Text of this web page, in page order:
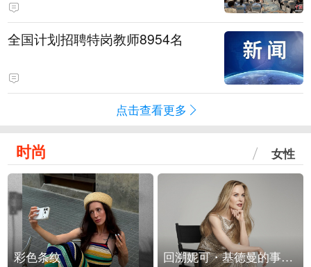
全国计划招聘特岗教师8954名
点击查看更多
时尚 女性
彩色条纹 回溯妮可・基德曼的事业轨迹